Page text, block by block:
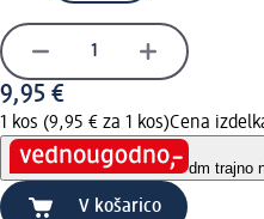
9,95 €
1 kos (9,95 € za 1 kos)Cena
dm trajno
V košarico